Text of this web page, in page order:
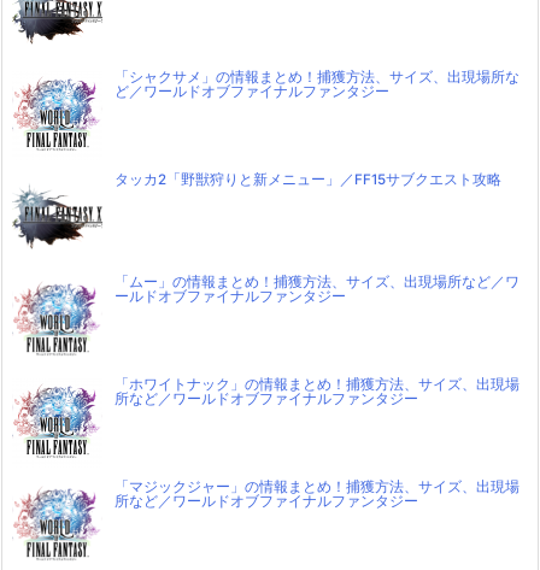
「シャクサメ」の情報まとめ！捕獲方法、サイズ、出現場所な
ど／ワールドオブファイナルファンタジー
タッカ2「野獣狩りと新メニュー」／FF15サブクエスト攻略
「ムー」の情報まとめ！捕獲方法、サイズ、出現場所など／ワ
ールドオブファイナルファンタジー
「ホワイトナック」の情報まとめ！捕獲方法、サイズ、出現場
所など／ワールドオブファイナルファンタジー
「マジックジャー」の情報まとめ！捕獲方法、サイズ、出現場
所など／ワールドオブファイナルファンタジー